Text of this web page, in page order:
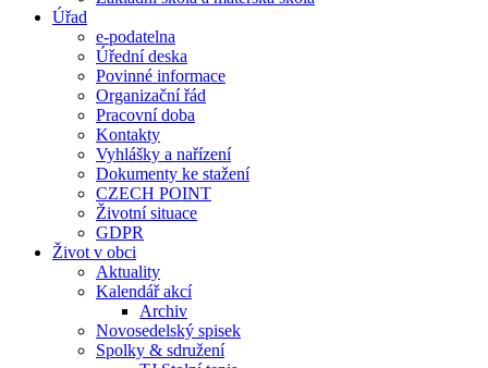
Úřad
e-podatelna
Úřední deska
Povinné informace
Organizační řád
Pracovní doba
Kontakty
Vyhlášky a nařízení
Dokumenty ke stažení
CZECH POINT
Životní situace
GDPR
Život v obci
Aktuality
Kalendář akcí
Archiv
Novosedelský spisek
Spolky & sdružení